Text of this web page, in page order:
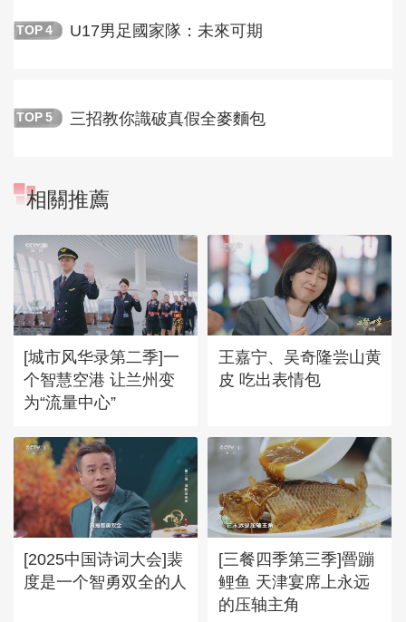
TOP 4 U17男足國家隊：未來可期
TOP 5 三招教你識破真假全麥麵包
相關推薦
[城市风华录第二季]一
个智慧空港 让兰州变
为“流量中心”
王嘉宁、吴奇隆尝山黄
皮 吃出表情包
[2025中国诗词大会]裴
度是一个智勇双全的人
[三餐四季第三季]罾蹦
鲤鱼 天津宴席上永远
的压轴主角